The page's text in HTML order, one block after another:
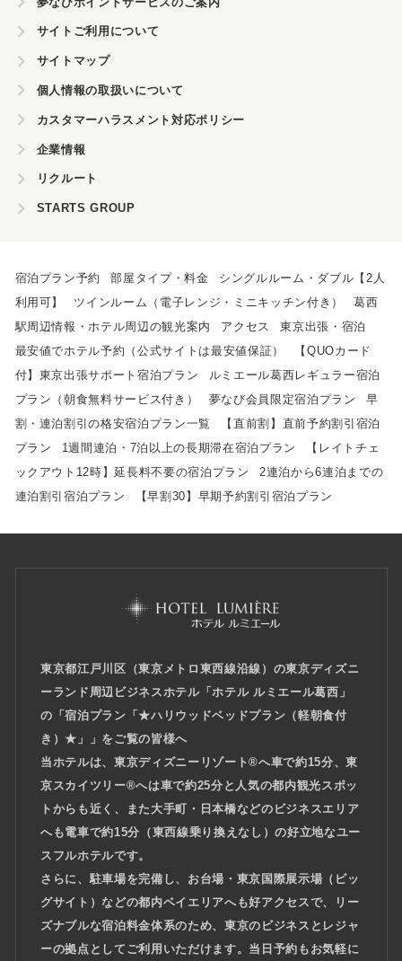
宿泊プラン予約 部屋タイプ・料金
シングルルーム・ダブル【2人
利用可】
ツインルーム（電子レンジ・ミニキッチン付き）
葛西
駅周辺情報・ホテル周辺の観光案内
アクセス
東京出張・宿泊
最安値でホテル予約（公式サイトは最安値保証）
【QUOカード
付】東京出張サポート宿泊プラン
ルミエール葛西レギュラー宿泊
プラン（朝食無料サービス付き）
夢なび会員限定宿泊プラン
早
割・連泊割引の格安宿泊プラン一覧
【直前割】直前予約割引宿泊
プラン
1週間連泊・7泊以上の長期滞在宿泊プラン
【レイトチェ
ックアウト12時】延長料不要の宿泊プラン
2連泊から6連泊までの
連泊割引宿泊プラン
【早割30】早期予約割引宿泊プラン
サイトご利用について
サイトマップ
個人情報の取扱いについて
カスタマーハラスメント対応ポリシー
企業情報
リクルート
STARTS GROUP
東京都江戸川区（東京メトロ東西線沿線）の東京ディズニ
ーランド周辺ビジネスホテル「ホテル ルミエール葛西」
の「宿泊プラン「★ハリウッドベッドプラン（軽朝食付
き）★」」をご覧の皆様へ
当ホテルは、東京ディズニーリゾート®へ車で約15分、東
京スカイツリー®へは車で約25分と人気の都内観光スポッ
トからも近く、また大手町・日本橋などのビジネスエリア
へも電車で約15分（東西線乗り換えなし）の好立地なユー
スフルホテルです。
さらに、駐車場を完備し、お台場・東京国際展示場（ビッ
グサイト）などの都内ベイエリアへも好アクセスで、リー
ズナブルな宿泊料金体系のため、東京のビジネスとレジャ
ーの拠点としてご利用いただけます。当日予約もお気軽に